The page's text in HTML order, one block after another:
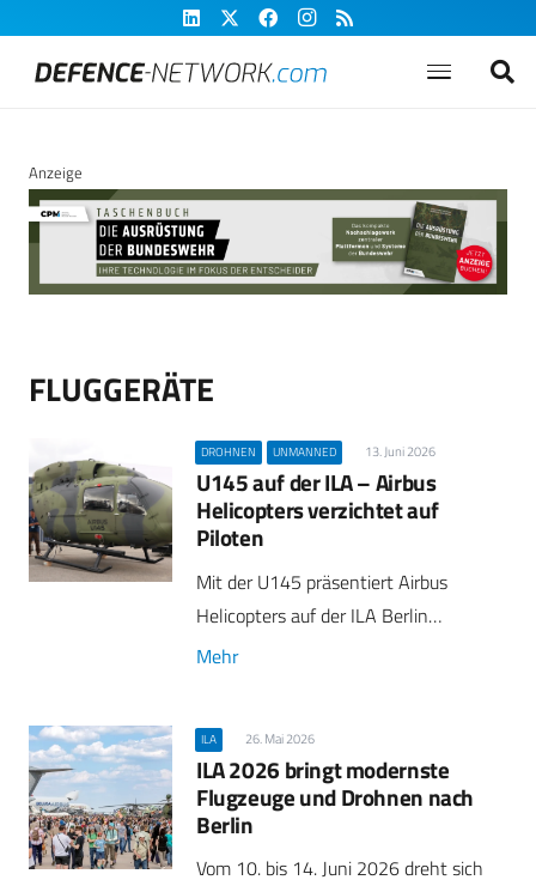
Anzeige
FLUGGERÄTE
DROHNEN UNMANNED 13. Juni 2026
U145 auf der ILA – Airbus
Helicopters verzichtet auf
Piloten
Mit der U145 präsentiert Airbus
Helicopters auf der ILA Berlin…
Mehr
ILA 26. Mai 2026
ILA 2026 bringt modernste
Flugzeuge und Drohnen nach
Berlin
Vom 10. bis 14. Juni 2026 dreht sich